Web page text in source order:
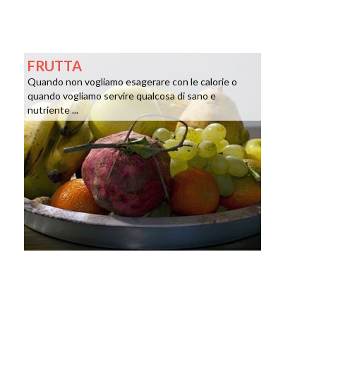
FRUTTA
Quando non vogliamo esagerare con le calorie o
quando vogliamo servire qualcosa di sano e
nutriente ...